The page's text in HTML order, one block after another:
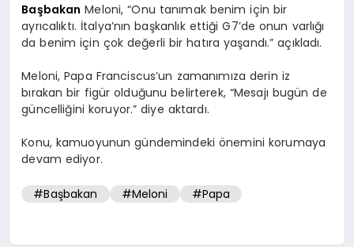
Başbakan Meloni, “Onu tanımak benim için bir
ayrıcalıktı. İtalya’nın başkanlık ettiği G7’de onun varlığı
da benim için çok değerli bir hatıra yaşandı.” açıkladı.
Meloni, Papa Franciscus’un zamanımıza derin iz
bırakan bir figür olduğunu belirterek, “Mesajı bugün de
güncelliğini koruyor.” diye aktardı.
Konu, kamuoyunun gündemindeki önemini korumaya
devam ediyor.
#Başbakan #Meloni #Papa